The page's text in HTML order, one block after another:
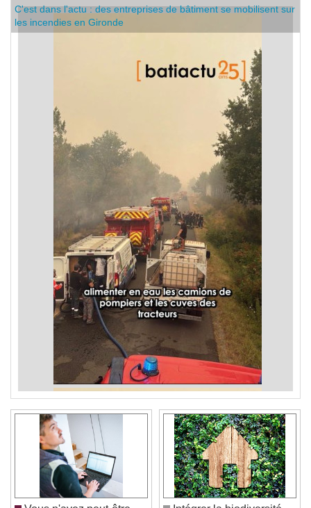
C'est dans l'actu : des entreprises de bâtiment se mobilisent sur
les incendies en Gironde